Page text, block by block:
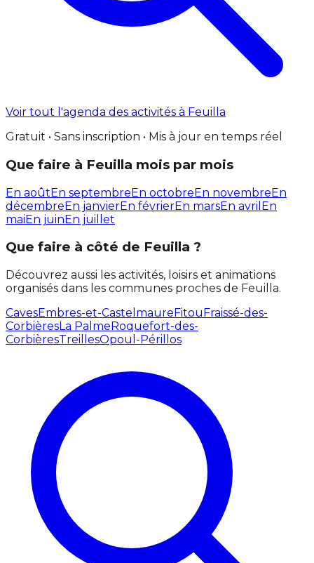
Voir tout l'agenda des activités à Feuilla
Gratuit • Sans inscription • Mis à jour en temps réel
Que faire à Feuilla mois par mois
En aoûtEn septembreEn octobreEn novembreEn
décembreEn janvierEn févrierEn marsEn avril En
maiEn juinEn juillet
Que faire à côté de Feuilla ?
Découvrez aussi les activités, loisirs et animations
organisés dans les communes proches de Feuilla.
CavesEmbres-et-CastelmaureFitouFraissé-des-
CorbièresLa PalmeRoquefort-des-
CorbièresTreillesOpoul-Périllos